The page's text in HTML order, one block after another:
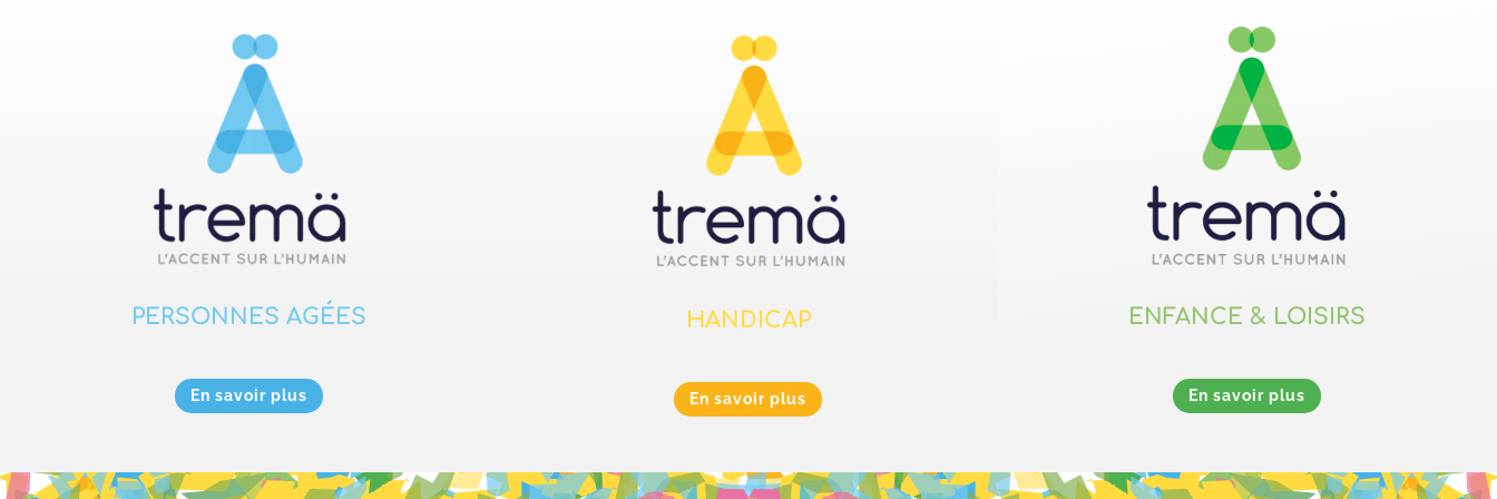
PERSONNES AGÉES
En savoir plus
HANDICAP
En savoir plus
ENFANCE & LOISIRS
En savoir plus